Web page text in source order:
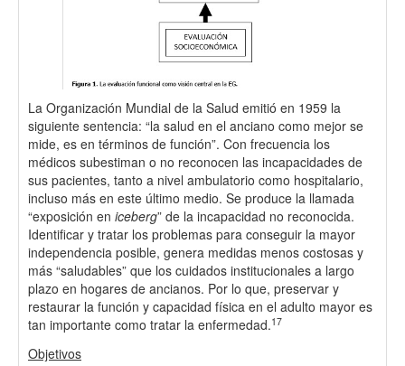
La Organización Mundial de la Salud emitió en 1959 la
siguiente sentencia: “la salud en el anciano como mejor se
mide, es en términos de función”. Con frecuencia los
médicos subestiman o no reconocen las incapacidades de
sus pacientes, tanto a nivel ambulatorio como hospitalario,
incluso más en este último medio. Se produce la llamada
“exposición en iceberg” de la incapacidad no reconocida.
Identificar y tratar los problemas para conseguir la mayor
independencia posible, genera medidas menos costosas y
más “saludables” que los cuidados institucionales a largo
plazo en hogares de ancianos. Por lo que, preservar y
restaurar la función y capacidad física en el adulto mayor es
tan importante como tratar la enfermedad.17
Objetivos